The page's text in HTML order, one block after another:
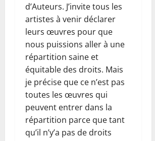
d’Auteurs. J’invite tous les
artistes à venir déclarer
leurs œuvres pour que
nous puissions aller à une
répartition saine et
équitable des droits. Mais
je précise que ce n’est pas
toutes les œuvres qui
peuvent entrer dans la
répartition parce que tant
qu’il n’y’a pas de droits